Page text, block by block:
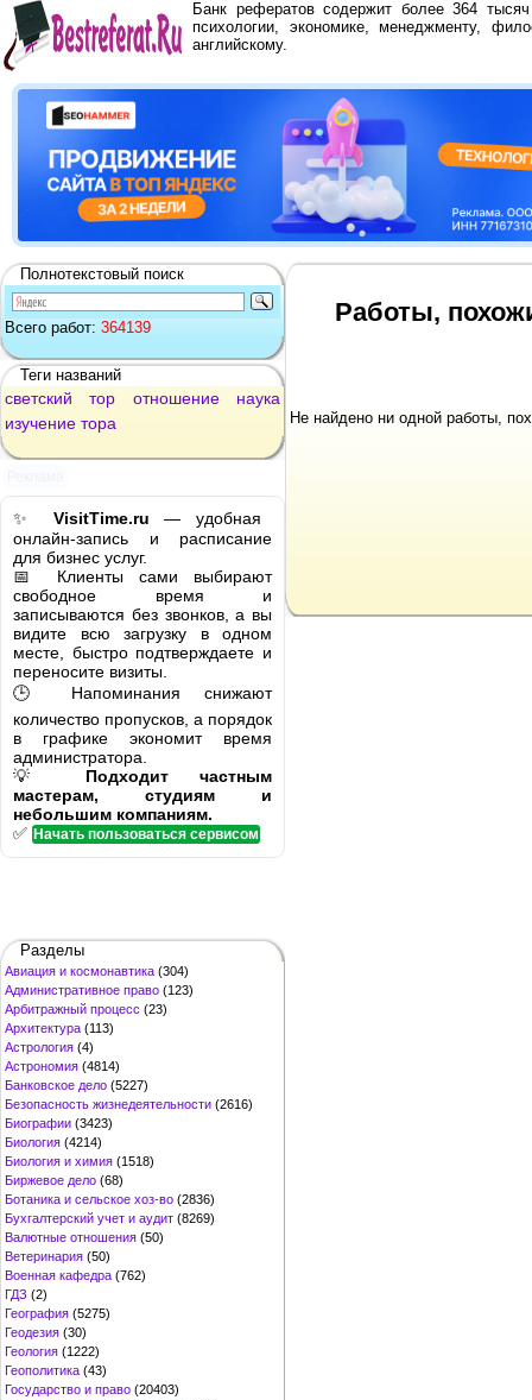
Банк рефератов содержит более 364
психологии, экономике, менеджменту,
английскому.
Полнотекстовый поиск
Всего работ: 364139
Теги названий
светский тор отношение
наука
изучение тора
✨ VisitTime.ru — удобная
онлайн-запись и расписание
для бизнес услуг.
📅 Клиенты сами выбирают
свободное время и
записываются без звонков, а вы
видите всю загрузку в одном
месте, быстро подтверждаете и
переносите визиты.
🕒 Напоминания снижают
количество пропусков, а порядок
в графике экономит время
администратора.
💡 Подходит частным
мастерам, студиям и
небольшим компаниям.
✅ Начать пользоваться сервисом
Разделы
Авиация и космонавтика (304)
Административное право (123)
Арбитражный процесс (23)
Архитектура (113)
Астрология (4)
Астрономия (4814)
Банковское дело (5227)
Безопасность жизнедеятельности (2616)
Биографии (3423)
Биология (4214)
Биология и химия (1518)
Биржевое дело (68)
Ботаника и сельское хоз-во (2836)
Бухгалтерский учет и аудит (8269)
Валютные отношения (50)
Ветеринария (50)
Военная кафедра (762)
ГДЗ (2)
География (5275)
Геодезия (30)
Геология (1222)
Геополитика (43)
Государство и право (20403)
Работы,
Не найдено ни одной работы,